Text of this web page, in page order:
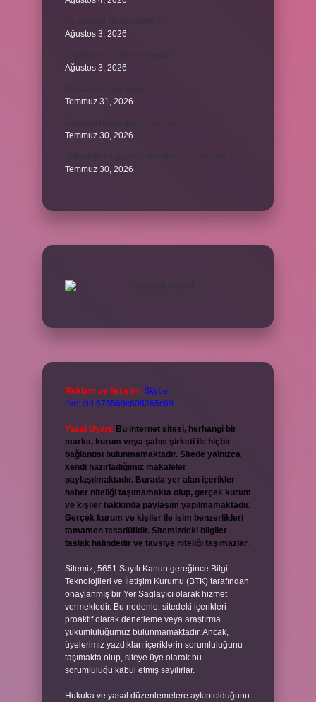
Ağustos 3, 2026
Ağustos 3, 2026
Temmuz 31, 2026
Temmuz 30, 2026
Temmuz 30, 2026
Reklam ve İletişim: Skype:
live:.cid.575569c608265c69
Yasal Uyarı: Bu internet sitesi, herhangi bir
marka, kurum veya şahıs şirketi ile hiçbir
bağlantısı bulunmamaktadır. Sitede yalnızca
kendi hazırladığımız makaleler
paylaşılmaktadır. Burada yer alan içerikler
haber niteliği taşımamakta olup, gerçek kurum
ve kişiler hakkında paylaşım yapılmamaktadır.
Gerçek kurum ve kişiler ile isim benzerlikleri
tamamen tesadüfidir. Sitemizdeki bilgiler
taslak halindedir ve tavsiye niteliği taşımazlar.
Sitemiz, 5651 Sayılı Kanun gereğince Bilgi
Teknolojileri ve İletişim Kurumu (BTK) tarafından
onaylanmış bir Yer Sağlayıcı olarak hizmet
vermektedir. Bu nedenle, sitedeki içerikleri
proaktif olarak denetleme veya araştırma
yükümlülüğümüz bulunmamaktadır. Ancak,
üyelerimiz yazdıkları içeriklerin sorumluluğunu
taşımakta olup, siteye üye olarak bu
sorumluluğu kabul etmiş sayılırlar.
Hukuka ve yasal düzenlemelere aykırı olduğunu